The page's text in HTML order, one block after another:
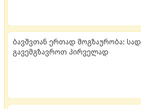
ბავშვთან ერთად მოგზაურობა: სად
გავემგზავროთ პირველად